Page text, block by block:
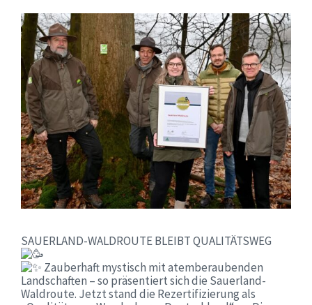
SAUERLAND-WALDROUTE BLEIBT QUALITÄTSWEG
Zauberhaft mystisch mit atemberaubenden
Landschaften – so präsentiert sich die Sauerland-
Waldroute. Jetzt stand die Rezertifizierung als